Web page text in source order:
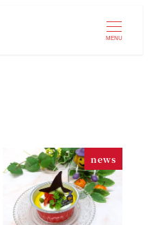
MENU
news